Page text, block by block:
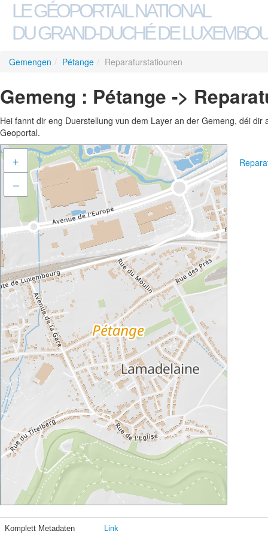
LE GÉOPORTAIL NATIONAL
DU GRAND-DUCHÉ DE
Gemengen / Pétange / Reparaturstatiounen
Gemeng : Pétange ->
Hei fannt dir eng Duerstellung vun dem Layer an der Gemeng, déi
Geoportal.
+
–
Komplett Metadaten Link